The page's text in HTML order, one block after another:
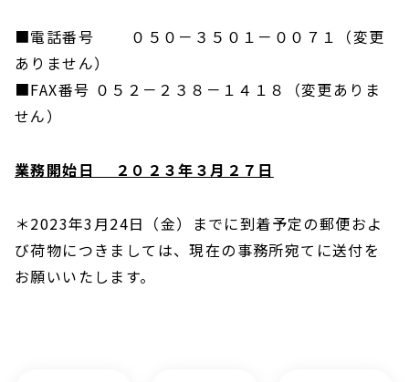
■電話番号 ０５０－３５０１－００７１（変更
ありません）
■FAX番号 ０５２－２３８－１４１８（変更ありま
せん）
業務開始日 ２０２３年３月２７日
＊2023年3月24日（金）までに到着予定の郵便およ
び荷物につきましては、現在の事務所宛てに送付を
お願いいたします。